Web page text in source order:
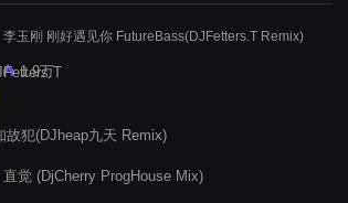
李玉刚 刚好遇见你 FutureBass(DJFetters.T Remix)
1.9万
故犯(DJheap九天 Remix)
觉 (DjCherry ProgHouse Mix)